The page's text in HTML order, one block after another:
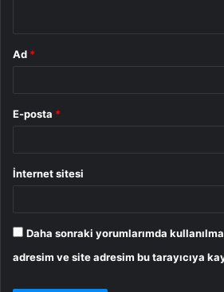
Ad *
E-posta *
İnternet sitesi
Daha sonraki yorumlarımda
adresim ve site adresim bu tarayıcıya